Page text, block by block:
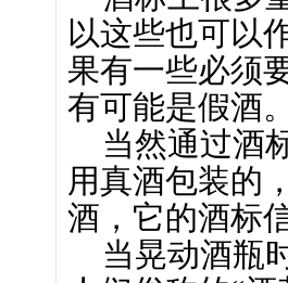
以这些也可以
果有一些必须
有可能是假酒
当然通过酒
用真酒包装的
酒，它的酒标
当晃动酒瓶